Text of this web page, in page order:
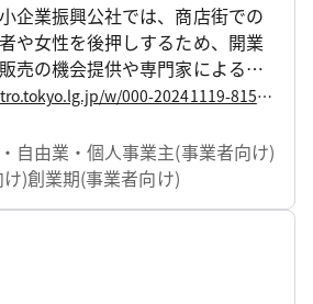
企業振興公社では、商店街での
や女性を後押しするため、開業
売の機会提供や専門家による店
行う東京都チャレンジショップ
ています。
https://www.my.metro.tokyo.lg.jp/w/000-20241119-81521169
自由業・個人事業主(事業者向け)
)創業期(事業者向け)